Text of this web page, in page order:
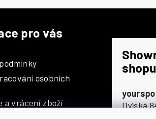
pro vás
osobních
a vrácení zboží
shopu
Dyjská